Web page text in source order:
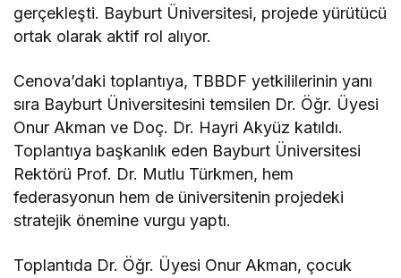
gerçekleşti. Bayburt Üniversitesi, projede yürütücü
ortak olarak aktif rol alıyor.
Cenova’daki toplantıya, TBBDF yetkililerinin yanı
sıra Bayburt Üniversitesini temsilen Dr. Öğr. Üyesi
Onur Akman ve Doç. Dr. Hayri Akyüz katıldı.
Toplantıya başkanlık eden Bayburt Üniversitesi
Rektörü Prof. Dr. Mutlu Türkmen, hem
federasyonun hem de üniversitenin projedeki
stratejik önemine vurgu yaptı.
Toplantıda Dr. Öğr. Üyesi Onur Akman, çocuk